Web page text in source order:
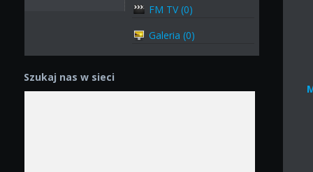
FM TV (0)
Galeria (0)
Szukaj nas w sieci